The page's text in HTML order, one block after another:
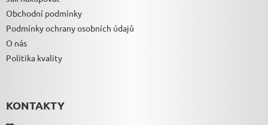
Obchodní podmínky
Podmínky ochrany osobních údajů
O nás
Politika kvality
KONTAKTY